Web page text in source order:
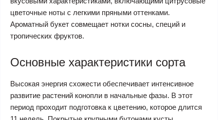
цветочные ноты с легкими пряными оттенками.
Ароматный букет совмещает нотки сосны, специй и
тропических фруктов.
Основные характеристики сорта
Высокая энергия схожести обеспечивает интенсивное
развитие растений конопли в начальные фазы. В этот
период проходит подготовка к цветению, которое длится